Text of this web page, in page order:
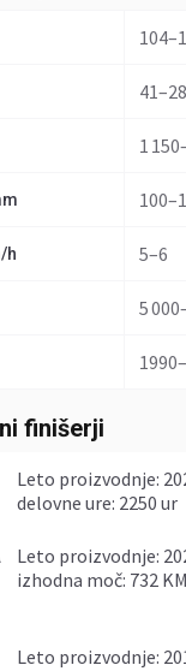
1
h 5–6
5
finišerji
leto proizvodnje: 2020,
delovne ure: 2250 ur
leto proizvodnje: 2025,
izhodna moč: 732 KM
leto proizvodnje: 2014,